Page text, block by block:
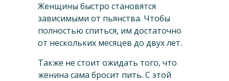
Женщины быстро становятся
зависимыми от пьянства. Чтобы
полностью спиться, им достаточно
от нескольких месяцев до двух лет.
Также не стоит ожидать того, что
женина сама бросит пить. С этой